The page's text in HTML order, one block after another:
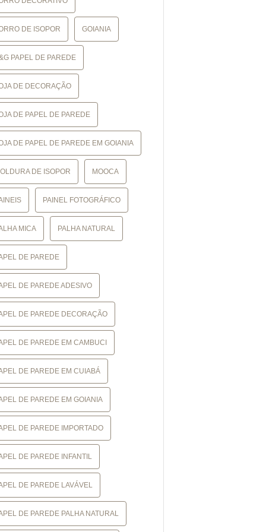
DE ISOPOR GOIANIA
PAPEL DE PAREDE
DE DECORAÇÃO
DE PAPEL DE PAREDE
DE PAPEL DE PAREDE EM GOIANIA
DE ISOPOR MOOCA
PAINEL FOTOGRÁFICO
MICA PALHA NATURAL
DE PAREDE
DE PAREDE ADESIVO
DE PAREDE DECORAÇÃO
DE PAREDE EM CAMBUCI
DE PAREDE EM CUIABÁ
DE PAREDE EM GOIANIA
DE PAREDE IMPORTADO
DE PAREDE INFANTIL
DE PAREDE LAVÁVEL
DE PAREDE PALHA NATURAL